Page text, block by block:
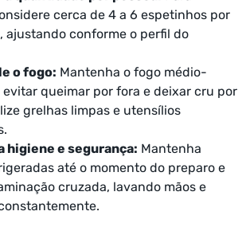
cerca de 4 a 6 espetinhos por
ajustando conforme o perfil do
o fogo: Mantenha o fogo médio-
evitar queimar por fora e deixar cru por
grelhas limpas e utensílios
higiene e segurança: Mantenha
até o momento do preparo e
cruzada, lavando mãos e